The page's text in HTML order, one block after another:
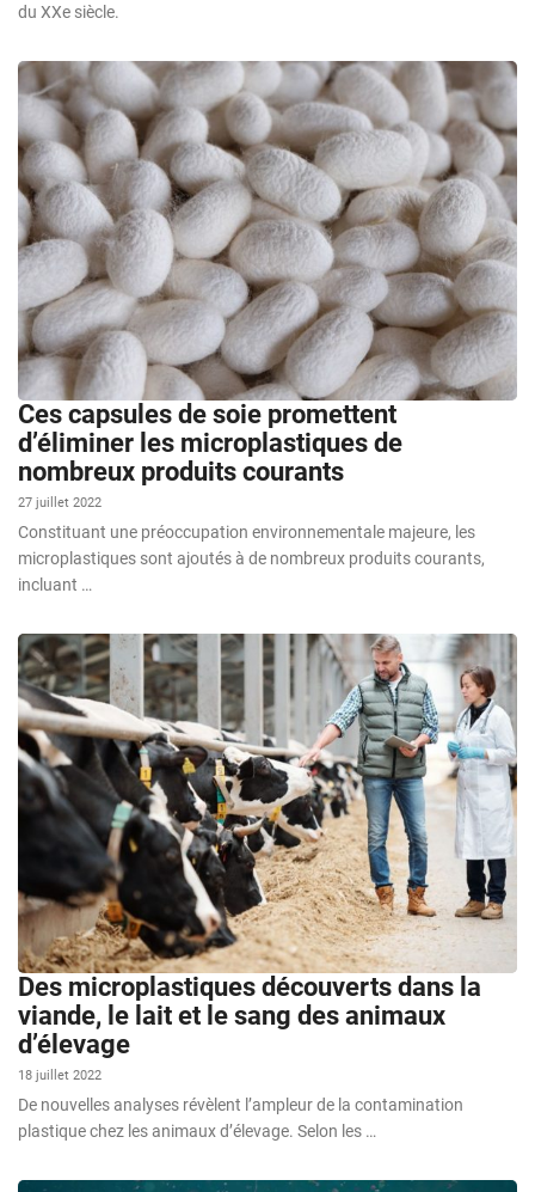
du XXe siècle.
Ces capsules de soie promettent
d’éliminer les microplastiques de
nombreux produits courants
27 juillet 2022
Constituant une préoccupation environnementale majeure, les
microplastiques sont ajoutés à de nombreux produits courants,
incluant …
Des microplastiques découverts dans la
viande, le lait et le sang des animaux
d’élevage
18 juillet 2022
De nouvelles analyses révèlent l’ampleur de la contamination
plastique chez les animaux d’élevage. Selon les …